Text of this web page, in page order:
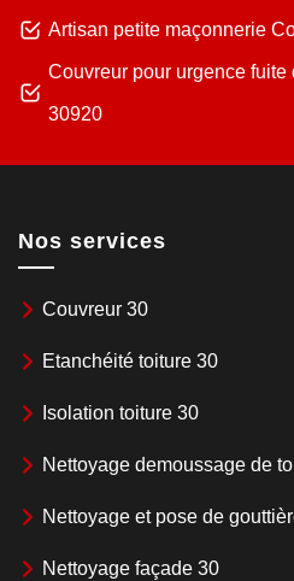
Artisan petite maçonnerie
Couvreur pour urgence fuite
30920
Nos services
Couvreur 30
Etanchéité toiture 30
Isolation toiture 30
Nettoyage demoussage de
Nettoyage et pose de
Nettoyage façade 30